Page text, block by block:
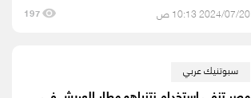
2024/07/20 10:13 ص 197
سبوتنيك عربي